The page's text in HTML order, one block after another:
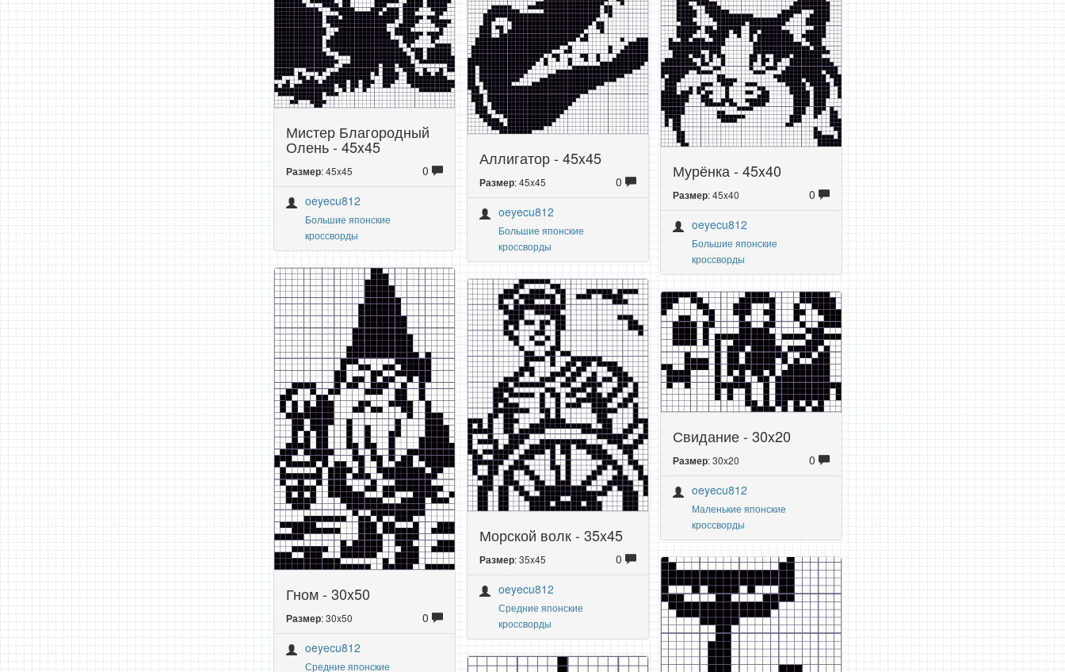
Мистер Благородный
Олень - 45x45
Размер: 45x45
0
oeyecu812
Большие японские
кроссворды
Аллигатор - 45x45
Размер: 45x45
0
oeyecu812
Большие японские
кроссворды
Мурёнка - 45x40
Размер: 45x40
0
oeyecu812
Большие японские
кроссворды
Гном - 30x50
Размер: 30x50
0
oeyecu812
Средние японские
Морской волк - 35x45
Размер: 35x45
0
oeyecu812
Средние японские
кроссворды
Свидание - 30x20
Размер: 30x20
0
oeyecu812
Маленькие японские
кроссворды